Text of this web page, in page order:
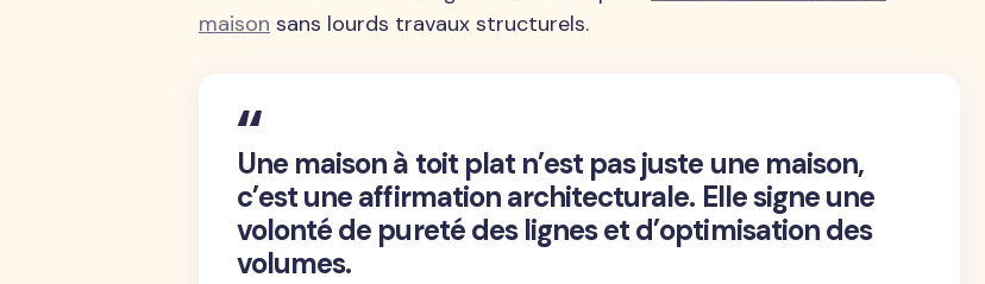
maison sans lourds travaux structurels.
Une maison à toit plat n’est pas juste une maison,
c’est une affirmation architecturale. Elle signe une
volonté de pureté des lignes et d’optimisation des
volumes.